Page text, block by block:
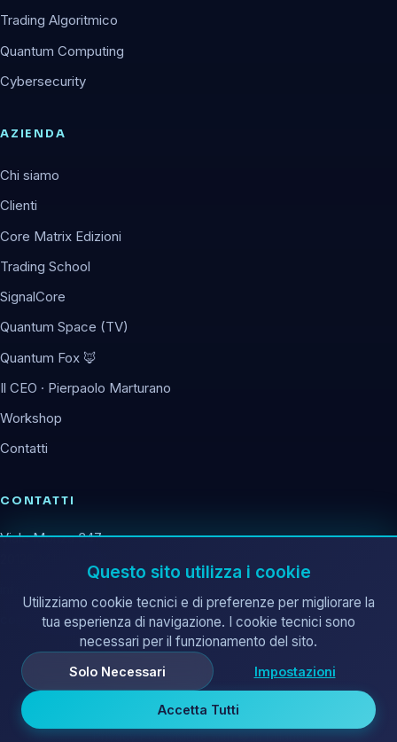
Trading Algoritmico
Quantum Computing
Cybersecurity
AZIENDA
Chi siamo
Clienti
Core Matrix Edizioni
Trading School
SignalCore
Quantum Space (TV)
Quantum Fox 🦊
Il CEO · Pierpaolo Marturano
Workshop
Contatti
CONTATTI
Viale Monza 347
corematrix@pec.it
© 2026 Core Matrix s.r.l. · Tutti i diritti riservati.
Questo sito utilizza i cookie
Utilizziamo cookie tecnici e di preferenze per migliorare la
tua esperienza di navigazione. I cookie tecnici sono
necessari per il funzionamento del sito.
Solo Necessari Impostazioni
Accetta Tutti